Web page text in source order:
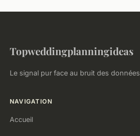
Topweddingplanningideas
Le signal pur face au bruit des données
NAVIGATION
Accueil